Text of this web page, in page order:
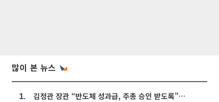
많이 본 뉴스
1. 김정관 장관 “반도체 성과급, 주총 승인 받도록”…상법·자본시장법 개정 시사